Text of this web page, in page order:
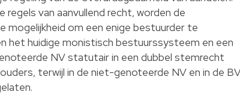
regels van aanvullend recht, worden de
om een enige bestuurder te
het huidige monistisch bestuurssysteem en een
NV statutair in een dubbel stemrecht
terwijl in de niet-genoteerde NV en in de